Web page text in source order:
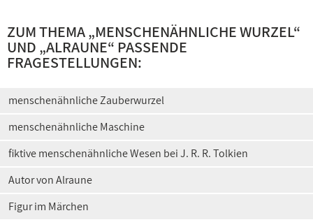
ZUM THEMA „MENSCHENÄHNLICHE WURZEL“
UND „ALRAUNE“ PASSENDE
FRAGESTELLUNGEN:
menschenähnliche Zauberwurzel
menschenähnliche Maschine
fiktive menschenähnliche Wesen bei J. R. R. Tolkien
Autor von Alraune
Figur im Märchen